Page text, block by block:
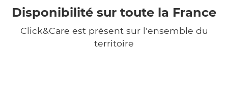
Disponibilité sur toute la France
Click&Care est présent sur l'ensemble du
territoire